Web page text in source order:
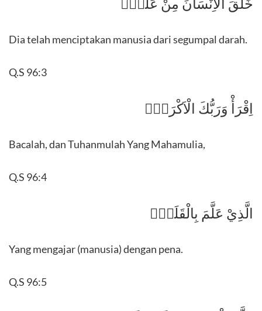
Dia telah menciptakan manusia dari segumpal darah.
Q.S 96:3
اِقْرَأْ وَرَبُّكَ الْاَكْرَمُۙ
Bacalah, dan Tuhanmulah Yang Mahamulia,
Q.S 96:4
الَّذِيْ عَلَّمَ بِالْقَلَمِۙ
Yang mengajar (manusia) dengan pena.
Q.S 96:5